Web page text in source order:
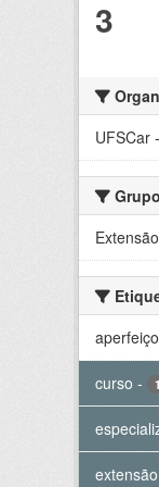
3
UFSCar -
Extensão
curso - 1
extensão